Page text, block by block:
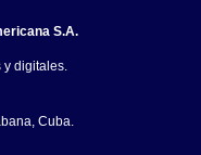
S.A.
y digitales.
Cuba.